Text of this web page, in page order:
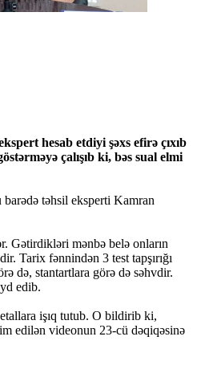
hesab etdiyi şəxs efirə çıxıb
çalışıb ki, bəs sual elmi
təhsil eksperti Kamran
Gətirdikləri mənbə belə onların
Tarix fənnindən 3 test tapşırığı
də, stantartlara görə də səhvdir.
edib.
işıq tutub. O bildirib ki,
edilən videonun 23-cü dəqiqəsinə